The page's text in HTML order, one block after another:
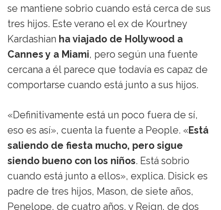
se mantiene sobrio cuando está cerca de sus
tres hijos. Este verano el ex de Kourtney
Kardashian ha viajado de Hollywood a
Cannes y a Miami, pero según una fuente
cercana a él parece que todavía es capaz de
comportarse cuando está junto a sus hijos.
«Definitivamente está un poco fuera de sí,
eso es así», cuenta la fuente a People. «Está
saliendo de fiesta mucho, pero sigue
siendo bueno con los niños. Está sobrio
cuando está junto a ellos», explica. Disick es
padre de tres hijos, Mason, de siete años,
Penelope, de cuatro años, y Reign, de dos